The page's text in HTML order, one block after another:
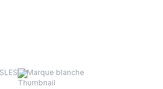
Marque blanche